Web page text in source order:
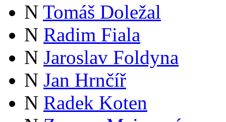
N Tomáš Doležal
N Radim Fiala
N Jaroslav Foldyna
N Jan Hrnčíř
N Radek Koten